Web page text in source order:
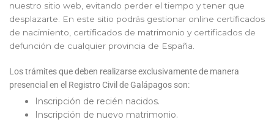
nuestro sitio web, evitando perder el tiempo y tener que
desplazarte. En este sitio podrás gestionar online certificados
de nacimiento, certificados de matrimonio y certificados de
defunción de cualquier provincia de España.
Los trámites que deben realizarse exclusivamente de manera
presencial en el Registro Civil de Galápagos son:
Inscripción de recién nacidos.
Inscripción de nuevo matrimonio.